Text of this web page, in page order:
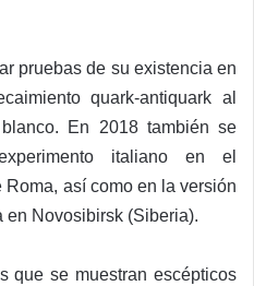
pruebas de su existencia en
quark-antiquark al
En 2018 también se
italiano en el
Roma, así como en la versión
en Novosibirsk (Siberia).
que se muestran escépticos